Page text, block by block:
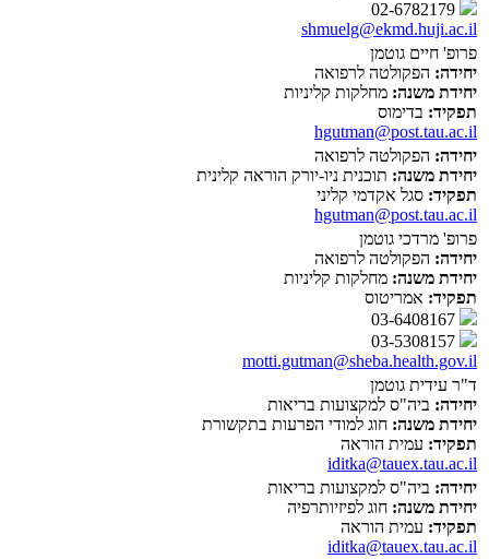
shmuelg@ekmd.huji.ac.il
פרופ' חיים גוטמן
יחידה: הפקולטה לרפואה
יחידת משנה: מחלקות קליניות
תפקיד: בדימוס
hgutman@post.tau.ac.il
יחידה: הפקולטה לרפואה
יחידת משנה: תוכנית ניו-יורק הוראה קלינית
תפקיד: סגל אקדמי קליני
hgutman@post.tau.ac.il
פרופ' מרדכי גוטמן
יחידה: הפקולטה לרפואה
יחידת משנה: מחלקות קליניות
תפקיד: אמריטוס
motti.gutman@sheba.health.gov.il
ד"ר עידית גוטמן
יחידה: ביה"ס למקצועות בריאות
יחידת משנה: חוג למודי הפרעות בתקשורת
תפקיד: עמית הוראה
iditka@tauex.tau.ac.il
יחידה: ביה"ס למקצועות בריאות
יחידת משנה: חוג לפיזיותרפיה
תפקיד: עמית הוראה
iditka@tauex.tau.ac.il